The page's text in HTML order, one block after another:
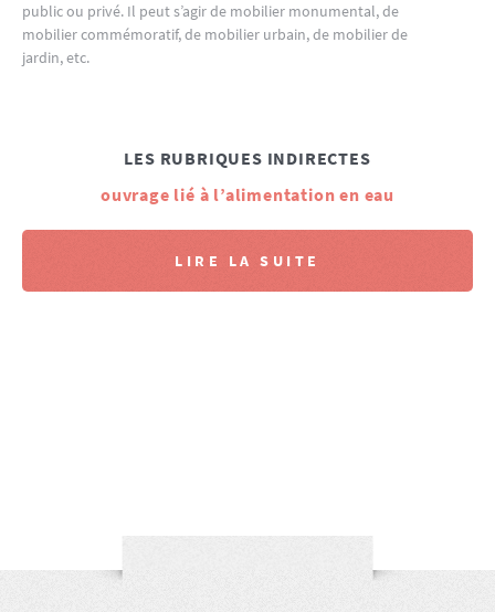
public ou privé. Il peut s’agir de mobilier monumental, de
mobilier commémoratif, de mobilier urbain, de mobilier de
jardin, etc.
LES RUBRIQUES INDIRECTES
ouvrage lié à l’alimentation en eau
LIRE LA SUITE